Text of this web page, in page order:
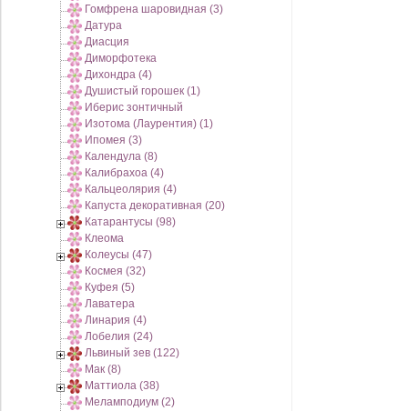
Гомфрена шаровидная (3)
Датура
Диасция
Диморфотека
Дихондра (4)
Душистый горошек (1)
Иберис зонтичный
Изотома (Лаурентия) (1)
Ипомея (3)
Календула (8)
Калибрахоа (4)
Кальцеолярия (4)
Капуста декоративная (20)
Катарантусы (98)
Клеома
Колеусы (47)
Космея (32)
Куфея (5)
Лаватера
Линария (4)
Лобелия (24)
Львиный зев (122)
Мак (8)
Маттиола (38)
Меламподиум (2)